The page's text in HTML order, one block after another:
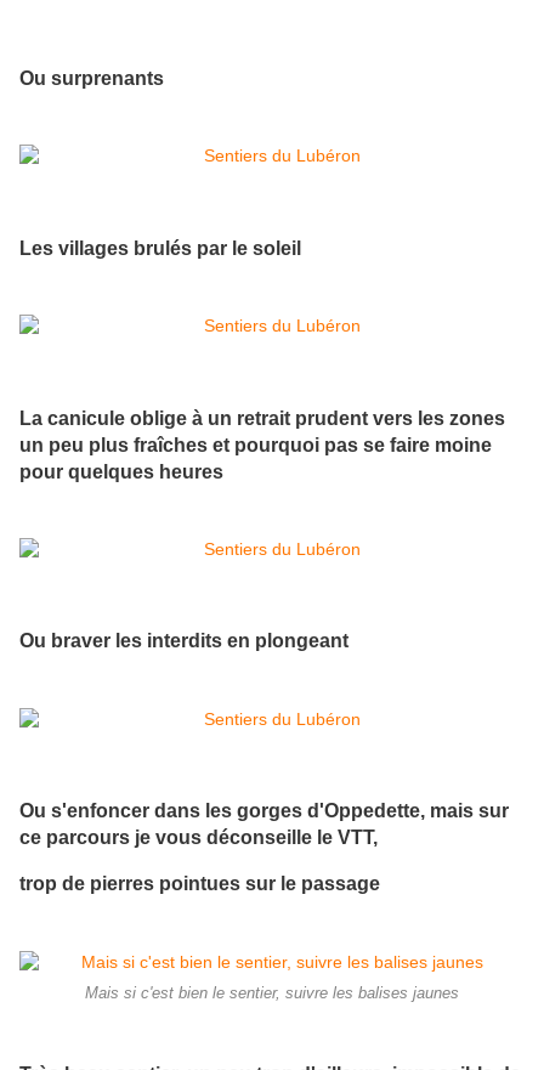
Ou surprenants
Les villages brulés par le soleil
La canicule oblige à un retrait prudent vers les zones
un peu plus fraîches et pourquoi pas se faire moine
pour quelques heures
Ou braver les interdits en plongeant
Ou s'enfoncer dans les gorges d'Oppedette, mais sur
ce parcours je vous déconseille le VTT,
trop de pierres pointues sur le passage
Mais si c'est bien le sentier, suivre les balises jaunes